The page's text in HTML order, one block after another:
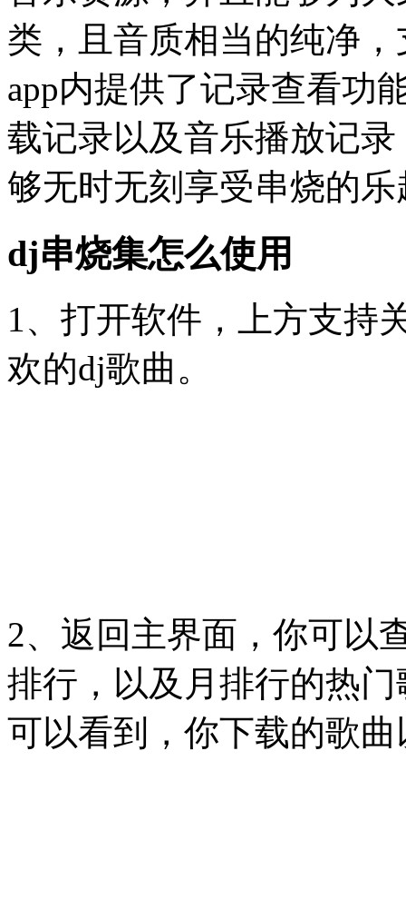
类，且音质相当的纯净
app内提供了记录查看功
载记录以及音乐播放记
够无时无刻享受串烧的乐
dj串烧集怎么使用
1、打开软件，上方支持
欢的dj歌曲。
2、返回主界面，你可以
排行，以及月排行的热
可以看到，你下载的歌